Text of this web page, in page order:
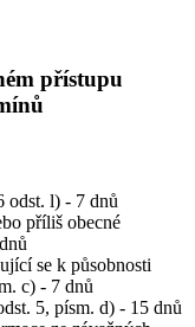
přístupu
odst. l) - 7 dnů
příliš obecné
se k působnosti
c) - 7 dnů
5, písm. d) - 15 dnů